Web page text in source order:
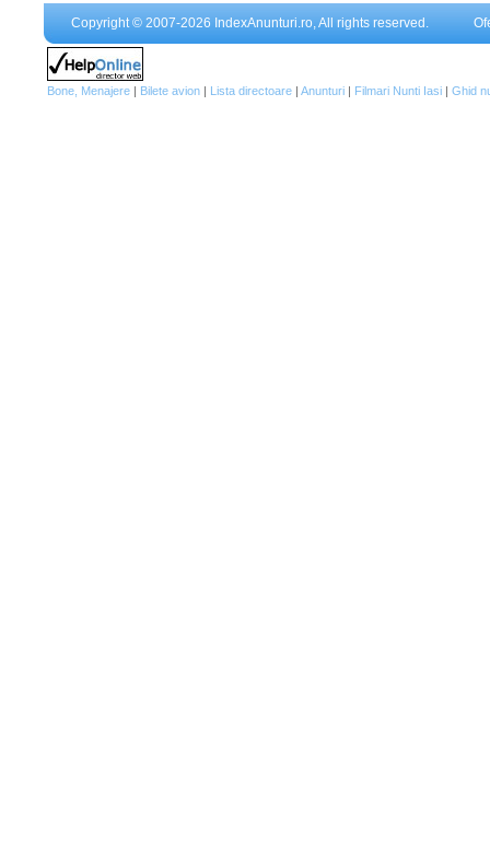
Copyright © 2007-2026 IndexAnunturi.ro, All rights reserved.
Bone, Menajere | Bilete avion | Lista directoare | Anunturi | Filmari Nunti Iasi | Ghid